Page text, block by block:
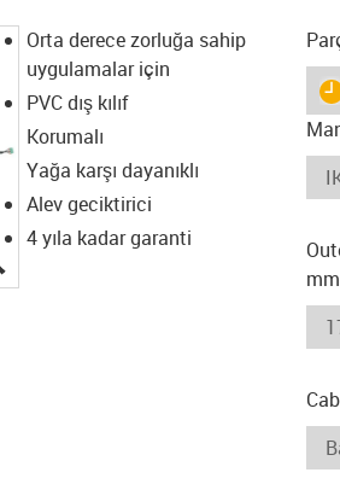
igus-icon-lupe
Orta derece zorluğa sahip
uygulamalar için
PVC dış kılıf
Korumalı
Yağa karşı dayanıklı
Alev geciktirici
4 yıla kadar garanti